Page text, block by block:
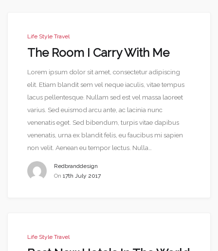
Life Style Travel
The Room I Carry With Me
Lorem ipsum dolor sit amet, consectetur adipiscing
elit. Etiam blandit sem vel neque iaculis, vitae tempus
lacus pellentesque. Nullam sed est vel massa laoreet
varius. Sed euismod arcu ante, ac lacinia nunc
venenatis eget. Sed bibendum, turpis vitae dapibus
venenatis, urna ex blandit felis, eu faucibus mi sapien
non velit. Aenean eu tempor lectus. Nulla…
Redbranddesign
On 17th July 2017
Life Style Travel